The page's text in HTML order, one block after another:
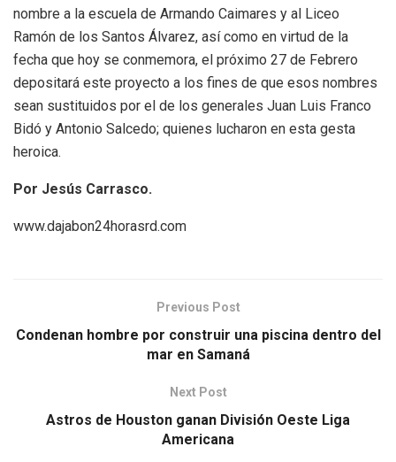
nombre a la escuela de Armando Caimares y al Liceo
Ramón de los Santos Álvarez, así como en virtud de la
fecha que hoy se conmemora, el próximo 27 de Febrero
depositará este proyecto a los fines de que esos nombres
sean sustituidos por el de los generales Juan Luis Franco
Bidó y Antonio Salcedo; quienes lucharon en esta gesta
heroica.
Por Jesús Carrasco.
www.dajabon24horasrd.com
Previous Post
Condenan hombre por construir una piscina dentro del
mar en Samaná
Next Post
Astros de Houston ganan División Oeste Liga
Americana